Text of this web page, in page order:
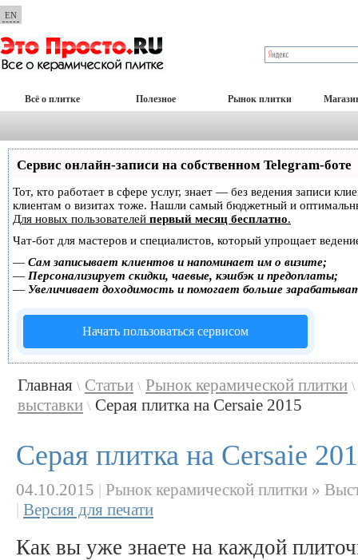
EN
Всё о плитке Полезное Рынок плитки
Сервис онлайн-записи на собственном Telegram-боте
Тот, кто работает в сфере услуг, знает — без ведения записи
клиентам о визитах тоже. Нашли самый бюджетный и
Для новых пользователей первый месяц бесплатно.
Чат-бот для мастеров и специалистов, который упрощает
— Сам записывает клиентов и напоминает им о визите;
— Персонализирует скидки, чаевые, кэшбэк и предоплаты;
— Увеличивает доходимость и помогает больше
Начать пользоваться сервисом
Главная \ Статьи \ Рынок керамической плитки \
выставки \ Серая плитка на Cersaie 2015
Серая плитка на Cersaie
04.10.2015 | Рынок керамической плитки »
| Версия для печати
Как вы уже знаете на каждой